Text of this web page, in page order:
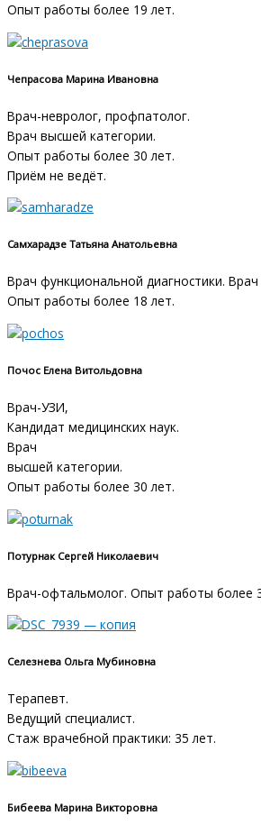
Опыт работы более 19 лет.
Чепрасова Марина Ивановна
Врач-невролог, профпатолог.
Врач высшей категории.
Опыт работы более 30 лет.
Приём не ведёт.
Самхарадзе Татьяна Анатольевна
Врач функциональной диагностики.
Опыт работы более 18 лет.
Почос Елена Витольдовна
Врач-УЗИ,
Кандидат медицинских наук.
Врач
высшей категории.
Опыт работы более 30 лет.
Потурнак Сергей Николаевич
Врач-офтальмолог. Опыт работы более
Селезнева Ольга Мубиновна
Терапевт.
Ведущий специалист.
Стаж врачебной практики: 35 лет.
Бибеева Марина Викторовна